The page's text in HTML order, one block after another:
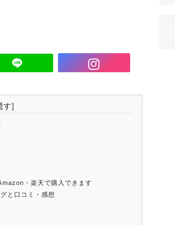
す]
・楽天で購入できます
と口コミ・感想